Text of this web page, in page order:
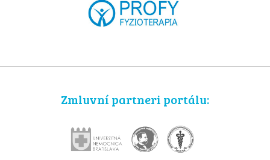
Zmluvní partneri portálu: